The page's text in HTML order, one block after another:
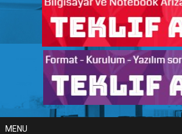
MENU